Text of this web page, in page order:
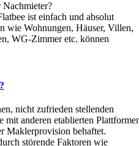
ist einfach und absolut
wie Wohnungen, Häuser, Villen,
WG-Zimmer etc. können
nicht zufrieden stellenden
mit anderen etablierten
Maklerprovision behaftet.
störende Faktoren wie